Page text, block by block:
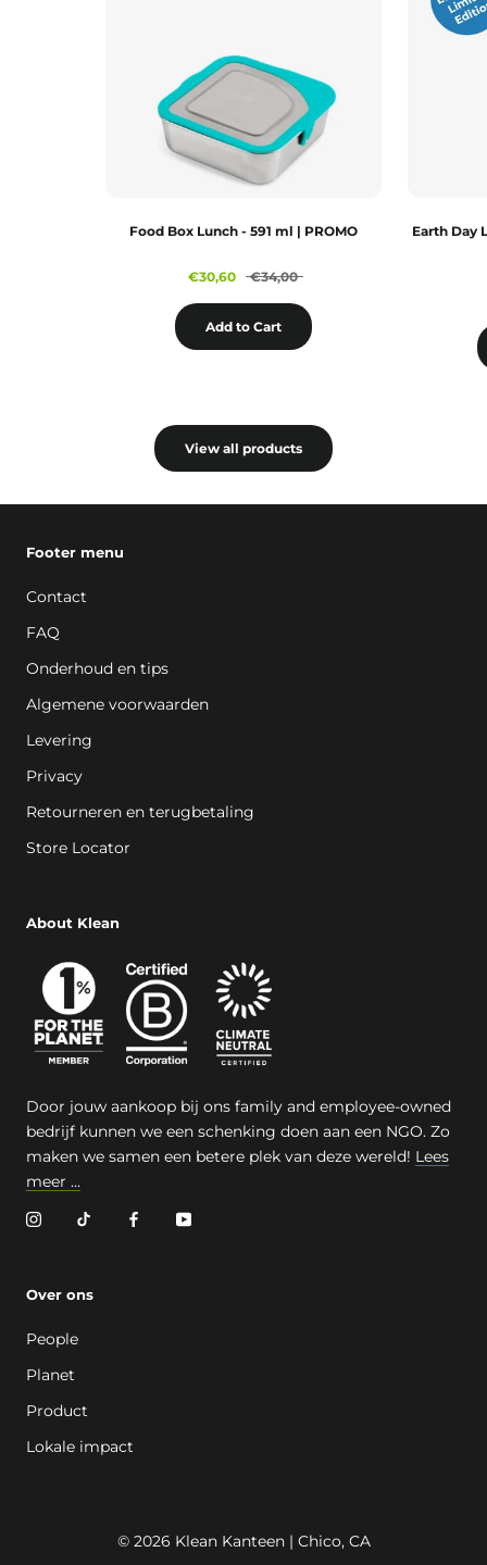
Food Box Lunch - 591 ml | PROMO
€30,60 €34,00
Add to Cart
Earth Day
View all products
Footer menu
Contact
FAQ
Onderhoud en tips
Algemene voorwaarden
Levering
Privacy
Retourneren en terugbetaling
Store Locator
About Klean
Door jouw aankoop bij ons family and employee-owned
bedrijf kunnen we een schenking doen aan een NGO. Zo
maken we samen een betere plek van deze wereld! Lees
meer ...
Over ons
People
Planet
Product
Lokale impact
© 2026 Klean Kanteen | Chico, CA